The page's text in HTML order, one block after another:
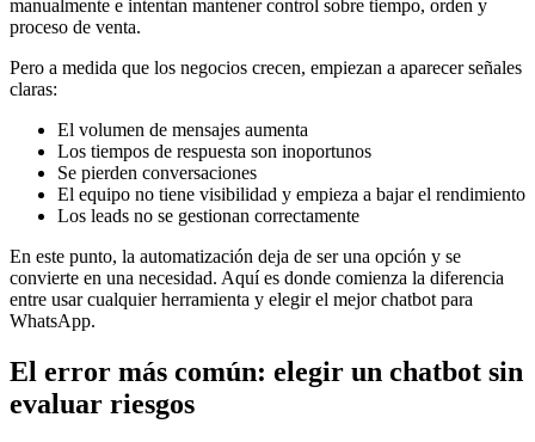
manualmente e intentan mantener control sobre tiempo, orden y
proceso de venta.
Pero a medida que los negocios crecen, empiezan a aparecer señales
claras:
El volumen de mensajes aumenta
Los tiempos de respuesta son inoportunos
Se pierden conversaciones
El equipo no tiene visibilidad y empieza a bajar el rendimiento
Los leads no se gestionan correctamente
En este punto, la automatización deja de ser una opción y se
convierte en una necesidad. Aquí es donde comienza la diferencia
entre usar cualquier herramienta y elegir el mejor chatbot para
WhatsApp.
El error más común: elegir un chatbot sin
evaluar riesgos